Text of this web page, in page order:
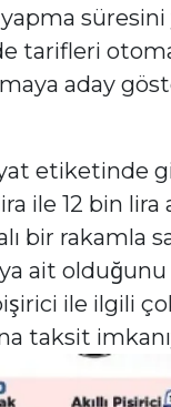
tarifleri
aday
etiketinde
ile 12 bin lira
bir rakamla
ait olduğunu
pişirici ile ilgili
taksit